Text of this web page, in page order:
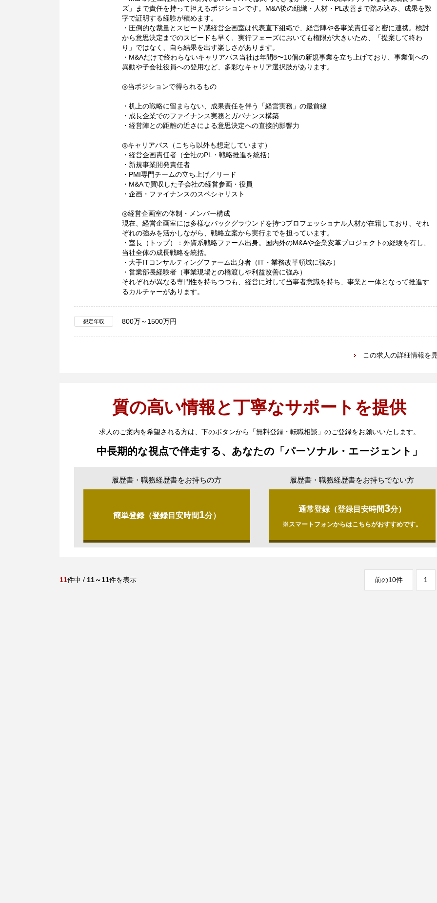
ズ」まで責任を持って担えるポジションです。M&A後の組織・人材・PL改善まで踏み込み、成果を数
字で証明する経験が積めます。
・圧倒的な裁量とスピード感経営企画室は代表直下組織で、経営陣や各事業責任者と密に連携。検討
から意思決定までのスピードも早く、実行フェーズにおいても権限が大きいため、「提案して終わ
り」ではなく、自ら結果を出す楽しさがあります。
・M&Aだけで終わらないキャリアパス当社は年間8〜10個の新規事業を立ち上げており、事業側への
異動や子会社役員への登用など、多彩なキャリア選択肢があります。
◎当ポジションで得られるもの
・机上の戦略に留まらない、成果責任を伴う「経営実務」の最前線
・成長企業でのファイナンス実務とガバナンス構築
・経営陣との距離の近さによる意思決定への直接的影響力
◎キャリアパス（こちら以外も想定しています）
・経営企画責任者（全社のPL・戦略推進を統括）
・新規事業開発責任者
・PMI専門チームの立ち上げ／リード
・M&Aで買収した子会社の経営参画・役員
・企画・ファイナンスのスペシャリスト
◎経営企画室の体制・メンバー構成
現在、経営企画室には多様なバックグラウンドを持つプロフェッショナル人材が在籍しており、それ
ぞれの強みを活かしながら、戦略立案から実行までを担っています。
・室長（トップ）：外資系戦略ファーム出身。国内外のM&Aや企業変革プロジェクトの経験を有し、
当社全体の成長戦略を統括。
・大手ITコンサルティングファーム出身者（IT・業務改革領域に強み）
・営業部長経験者（事業現場との橋渡しや利益改善に強み）
それぞれが異なる専門性を持ちつつも、経営に対して当事者意識を持ち、事業と一体となって推進す
るカルチャーがあります。
想定年収 800万～1500万円
この求人の詳細情報を
質の高い情報と丁寧なサポートを提供
求人のご案内を希望される方は、下のボタンから「無料登録・転職相談」のご登録をお願いいたします。
中長期的な視点で伴走する、あなたの「パーソナル・エージェント」
履歴書・職務経歴書をお持ちの方
簡単登録（登録目安時間1分）
履歴書・職務経歴書をお持ちでない方
通常登録（登録目安時間3分）
※スマートフォンからはこちらがおすすめです。
11件中 / 11～11件を表示 前の10件 1